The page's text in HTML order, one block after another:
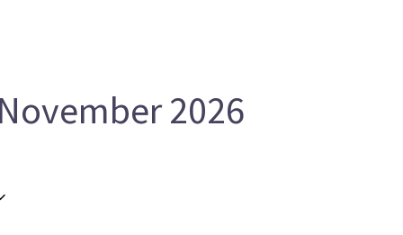
November 2026